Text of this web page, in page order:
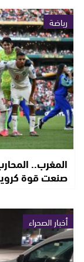
رياضة
المغرب..
صنعت قوة
أخبار الصحراء